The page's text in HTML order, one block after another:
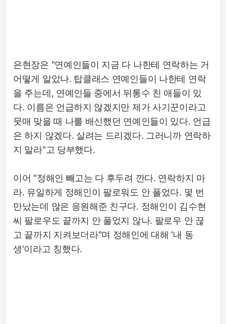
은현장은 "연예인들이 지금 다 나한테 연락하는 거
어떻게 알았나. 탑클래스 연예인들이 나한테 연락
을 주는데, 연예인들 중에서 뒤통수 친 애들이 있
다. 이름은 언급하지 않겠지만 제가 사기꾼이라고
뭇매 맞을 때 나를 배신했던 연예인들이 있다. 언급
은 하지 않겠다. 살려는 드리겠다. 그러니까 연락하
지 말라"고 당부했다.
이어 "정해인 빼고는 다 후두려 깐다. 연락하지 마
라. 유일하게 정해인이 팔로워도 안 풀었다. 몇 번
만났는데 많은 응원해준 친구다. 정해인이 김수현
씨 팔로우도 끝까지 안 풀었지 않나. 팔로우 안 끊
고 끝까지 지켜보더라"며 정해인에 대해 '내 동
생'이라고 칭했다.